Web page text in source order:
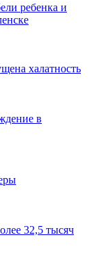
ребенка и
халатность
в
32,5 тысяч